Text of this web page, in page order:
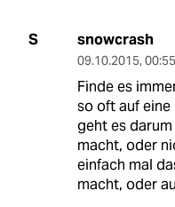
S snowcrash
09.10.2015,
Finde es
so oft auf
geht es
macht, oder
einfach mal
macht, oder